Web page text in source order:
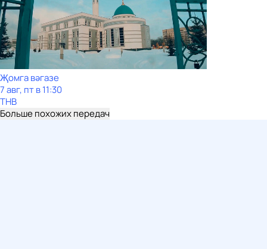
Җомга вәгазе
7 авг, пт в 11:30
ТНВ
Больше похожих передач